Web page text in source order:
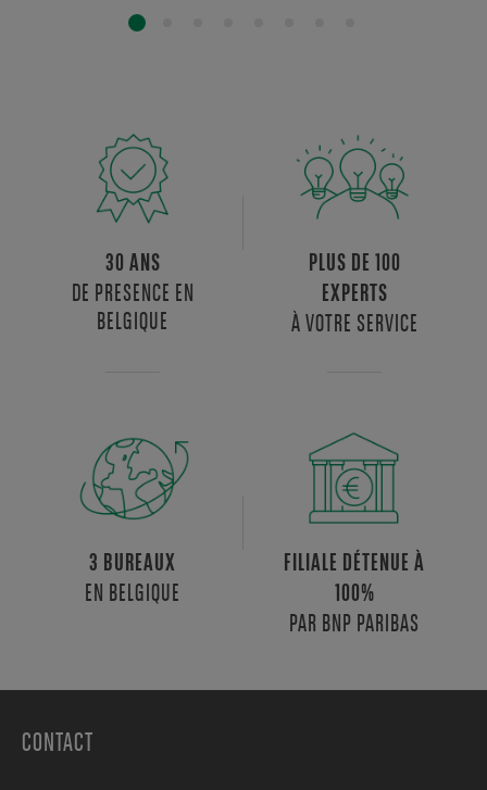
30 ANS
DE PRESENCE EN
BELGIQUE
PLUS DE 100
EXPERTS
À VOTRE SERVICE
3 BUREAUX
EN BELGIQUE
FILIALE DÉTENUE À
100%
PAR BNP PARIBAS
CONTACT